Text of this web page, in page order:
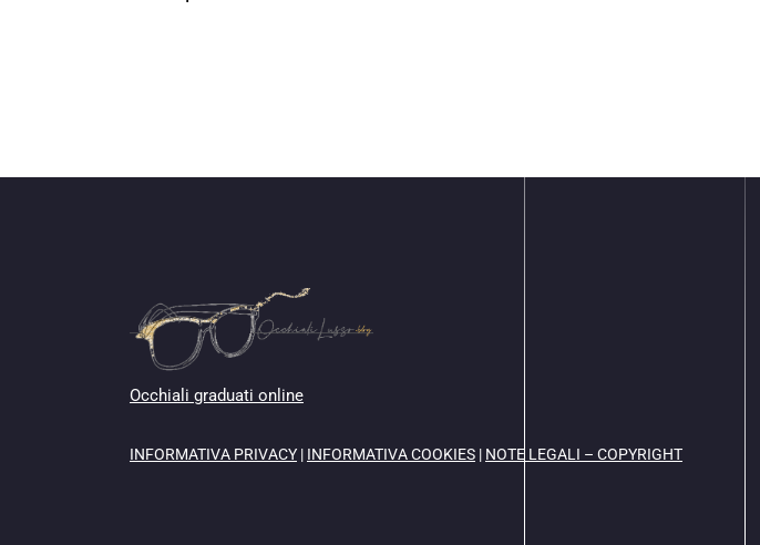
Occhiali graduati online
INFORMATIVA PRIVACY | INFORMATIVA COOKIES | NOTE LEGALI – COPYRIGHT